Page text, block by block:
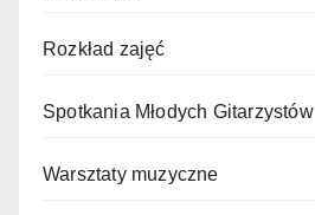
Rozkład zajęć
Spotkania Młodych Gitarzystów
Warsztaty muzyczne